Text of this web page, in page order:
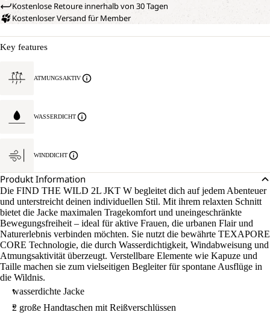
Kostenlose Retoure innerhalb von 30 Tagen
Kostenloser Versand für Member
Key features
ATMUNGSAKTIV
WASSERDICHT
WINDDICHT
Produkt Information
Die FIND THE WILD 2L JKT W begleitet dich auf jedem Abenteuer
und unterstreicht deinen individuellen Stil. Mit ihrem relaxten Schnitt
bietet die Jacke maximalen Tragekomfort und uneingeschränkte
Bewegungsfreiheit – ideal für aktive Frauen, die urbanen Flair und
Naturerlebnis verbinden möchten. Sie nutzt die bewährte TEXAPORE
CORE Technologie, die durch Wasserdichtigkeit, Windabweisung und
Atmungsaktivität überzeugt. Verstellbare Elemente wie Kapuze und
Taille machen sie zum vielseitigen Begleiter für spontane Ausflüge in
die Wildnis.
wasserdichte Jacke
2 große Handtaschen mit Reißverschlüssen